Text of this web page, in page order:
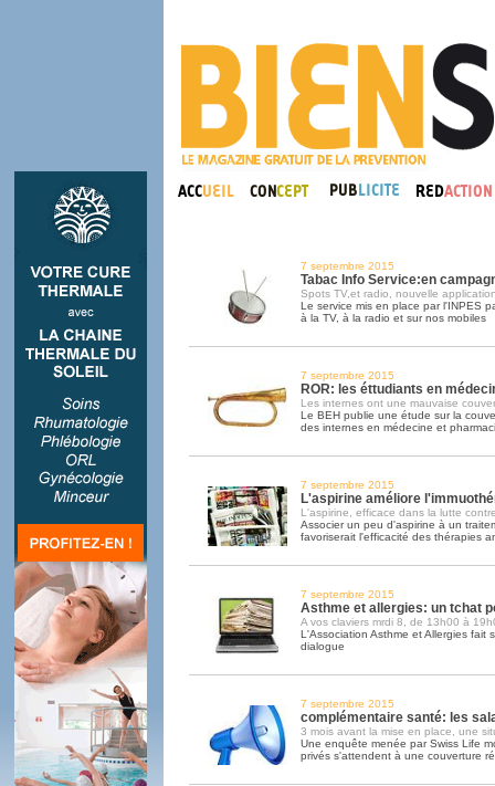
7 septembre 2015
Tabac Info Service:en
Spots TV,et radio, nouvelle
Le service mis en place par l'INPES
à la TV, à la radio et sur nos mobiles
7 septembre 2015
ROR: les éttudiants en
Les internes ont une mauvaise
Le BEH publie une étude sur la
des internes en médecine et
7 septembre 2015
L'aspirine améliore
L'aspirine, efficace dans la lutte
Associer un peu d'aspirine à un
favoriserait l'efficacité des thérapies
7 septembre 2015
Asthme et allergies: un tchat
A vos claviers mrdi 8, de 13h00 à
L'Association Asthme et Allergies fait
dialogue
7 septembre 2015
complémentaire santé: les
3 mois avant la mise en place, une
Une enquête menée par Swiss Life
privés s'attendent à une couverture